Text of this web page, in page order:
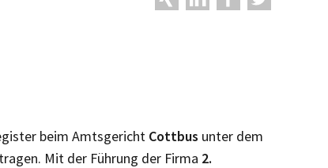
beim Amtsgericht Cottbus unter dem
Mit der Führung der Firma 2.